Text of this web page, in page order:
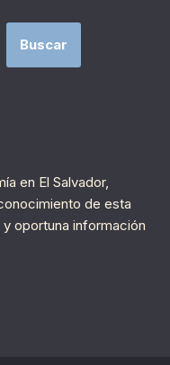
Buscar
en El Salvador,
de esta
oportuna información